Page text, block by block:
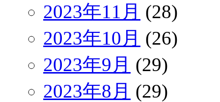
2023年11月 (28)
2023年10月 (26)
2023年9月 (29)
2023年8月 (29)